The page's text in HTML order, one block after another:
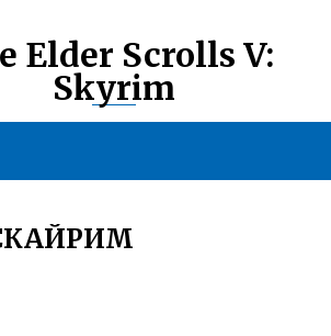
Elder Scrolls V:
Skyrim